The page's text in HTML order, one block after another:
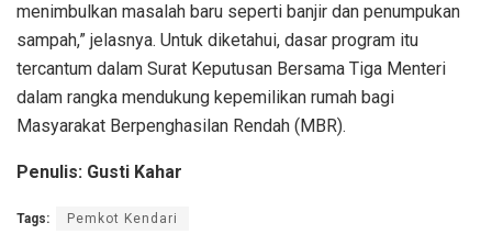
menimbulkan masalah baru seperti banjir dan penumpukan
sampah,” jelasnya. Untuk diketahui, dasar program itu
tercantum dalam Surat Keputusan Bersama Tiga Menteri
dalam rangka mendukung kepemilikan rumah bagi
Masyarakat Berpenghasilan Rendah (MBR).
Penulis: Gusti Kahar
Tags: Pemkot Kendari